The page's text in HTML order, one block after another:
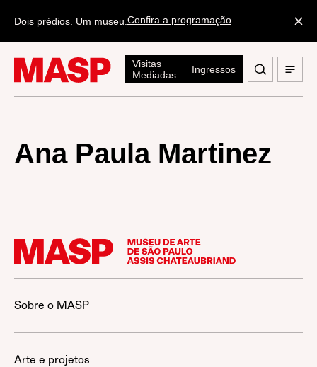
Dois prédios. Um museu. Confira a programação
Visitas
Mediadas
Ingressos
Ana Paula Martinez
Sobre o MASP
Arte e projetos